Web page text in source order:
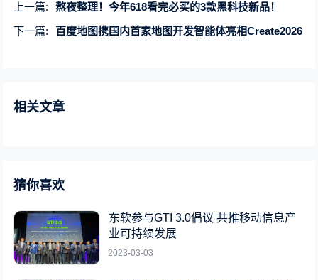
上一篇:
熬夜整理！今年618看完必买的3款黑科技新品！
下一篇:
百度地图携国内首家地图开发智能体亮相Create2026
相关文章
猜你喜欢
东软参与GTI 3.0倡议 共推移动信息产
业可持续发展
2023-03-03